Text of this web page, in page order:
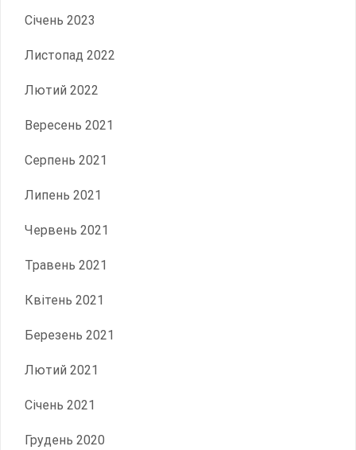
Січень 2023
Листопад 2022
Лютий 2022
Вересень 2021
Серпень 2021
Липень 2021
Червень 2021
Травень 2021
Квітень 2021
Березень 2021
Лютий 2021
Січень 2021
Грудень 2020